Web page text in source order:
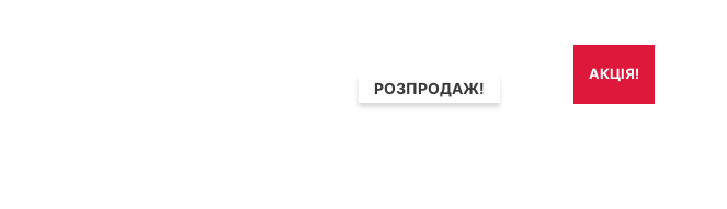
АКЦІЯ!
РОЗПРОДАЖ!
ціна:
3,910₴.
ціна:
3,322₴.